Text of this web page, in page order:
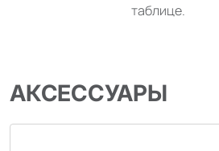
таблице.
АКСЕССУАРЫ